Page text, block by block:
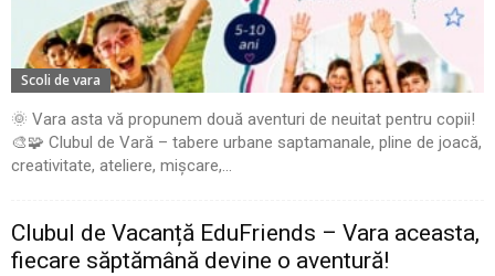
Scoli de vara
🌞 Vara asta vă propunem două aventuri de neuitat pentru copii!
🎨🧩 Clubul de Vară – tabere urbane saptamanale, pline de joacă,
creativitate, ateliere, mișcare,...
Clubul de Vacanță EduFriends – Vara aceasta,
fiecare săptămână devine o aventură!